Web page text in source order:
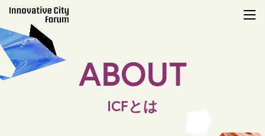
ABOUT
ICFとは